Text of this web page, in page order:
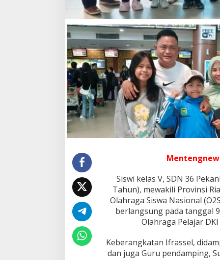
n
t
a
M
a
h
e
s
w
a
r
i
M
e
w
a
i
P
o
p
i
s
i
R
Siswi kelas V, SDN 36
Tahun), mewakili Provinsi
Olahraga Siswa Nasional
berlangsung pada tanggal
Olahraga Pelajar
Keberangkatan Ifrassel,
dan juga Guru pendamping,